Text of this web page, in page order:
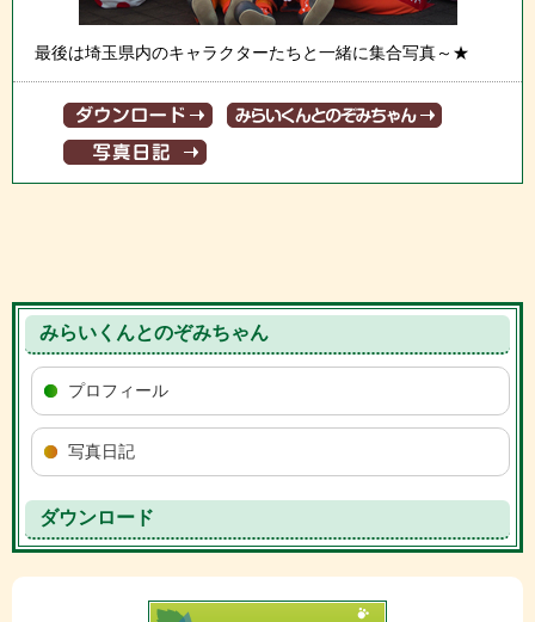
最後は埼玉県内のキャラクターたちと一緒に集合写真～★
みらいくんとのぞみちゃん
プロフィール
写真日記
ダウンロード